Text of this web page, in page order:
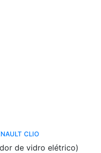
CLIO
de vidro elétrico)